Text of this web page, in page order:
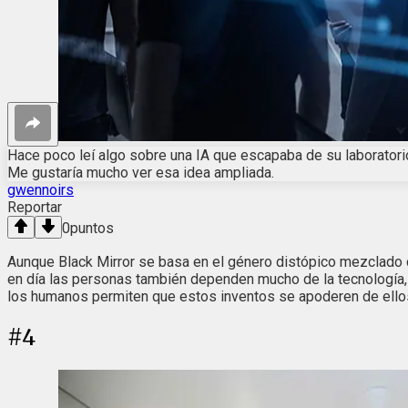
Hace poco leí algo sobre una IA que escapaba de su
Me gustaría mucho ver esa idea ampliada.
gwennoirs
Reportar
0puntos
Aunque Black Mirror se basa en el género distópico
en día las personas también dependen mucho de la
los humanos permiten que estos inventos se apoderen de
#4